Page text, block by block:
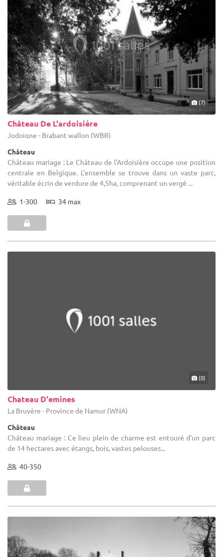
(7)
Château De L'ardoisière
Jodoigne - Brabant wallon (WBR)
Château
Château mariage : Le Château de l'Ardoisière occupe une position
centrale en Belgique. L'ensemble se trouve dans un vaste parc,
véritable écrin de verdure de 4,5ha, comprenant un vergé ...
1-300 34 max
(0)
Chateau D'emines
La Bruyère - Province de Namur (WNA)
Château
Château mariage : Ce lieu plein de charme est entouré d'un parc
de 14 hectares avec étangs, bois, vastes pelouses...
40-350